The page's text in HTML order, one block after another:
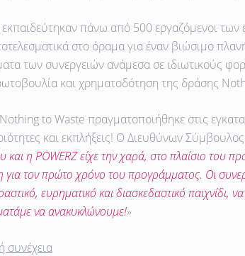
εκπαιδεύτηκαν πάνω από 500 εργαζόμενοιτων
στο όραμα για έναν βιώσιμο
των συνεργειών ανάμεσα σε ιδιωτικούς
και χρηματοδότηση της δράσης
to Waste πραγματοποιήθηκε στις
και εκπλήξεις! Ο Διευθύνων
η POWERZ είχε την χαρά, στο πλαίσιο του
τον πρώτο χρόνο του προγράμματος. Οι
ευρηματικό και διασκεδαστικό
να ανακυκλώνουμε!»
συνέχεια